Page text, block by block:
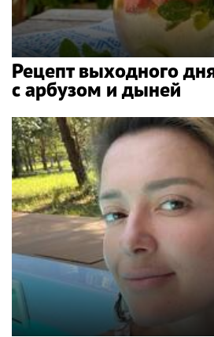
Рецепт выходного
с арбузом и дыней